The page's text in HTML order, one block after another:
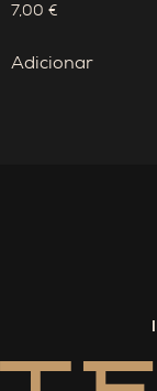
7,00 €
Adicionar